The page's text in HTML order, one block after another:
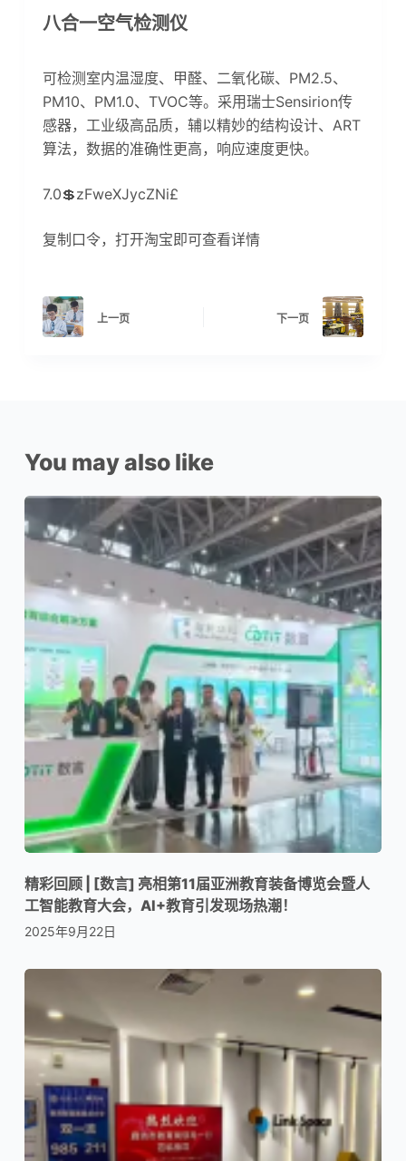
八合一空气检测仪
可检测室内温湿度、甲醛、二氧化碳、PM2.5、
PM10、PM1.0、TVOC等。采用瑞士Sensirion传
感器，工业级高品质，辅以精妙的结构设计、ART
算法，数据的准确性更高，响应速度更快。
7.0💲zFweXJycZNi£
复制口令，打开淘宝即可查看详情
上一页 下一页
You may also like
精彩回顾 | [数言] 亮相第11届亚洲教育装备博览会暨人
工智能教育大会，AI+教育引发现场热潮！
2025年9月22日